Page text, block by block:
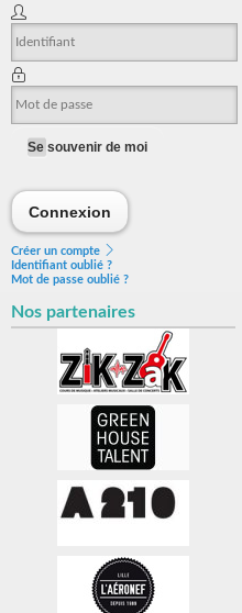
Se souvenir de moi
Connexion
Créer un compte
Identifiant oublié ?
Mot de passe oublié ?
Nos partenaires